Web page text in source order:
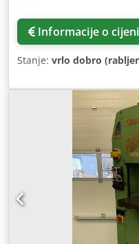
Informacije o cijeni
Stanje: vrlo dobro